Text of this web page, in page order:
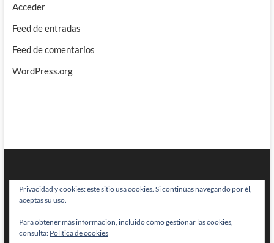
Acceder
Feed de entradas
Feed de comentarios
WordPress.org
BRAINSTOMPING| Diseñado por:Theme Freesia|WordPress| © Todos
los derechos reservados
Privacidad y cookies: este sitio usa cookies. Si continúas navegando por él,
aceptas su uso.
Para obtener más información, incluido cómo gestionar las cookies,
consulta: Política de cookies